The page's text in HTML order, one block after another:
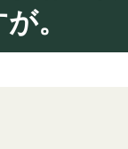
。